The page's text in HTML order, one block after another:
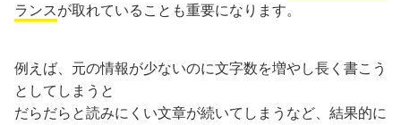
ランスが取れていることも重要になります。
例えば、元の情報が少ないのに文字数を増やし長く書こう
としてしまうと
だらだらと読みにくい文章が続いてしまうなど、結果的に